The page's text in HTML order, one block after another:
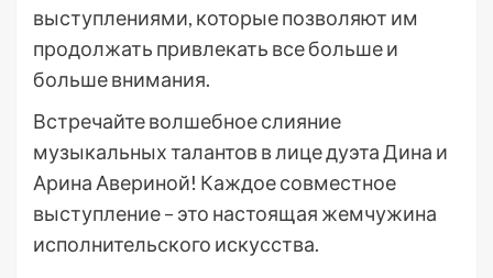
выступлениями, которые позволяют им
продолжать привлекать все больше и
больше внимания.
Встречайте волшебное слияние
музыкальных талантов в лице дуэта Дина и
Арина Авериной! Каждое совместное
выступление – это настоящая жемчужина
исполнительского искусства.